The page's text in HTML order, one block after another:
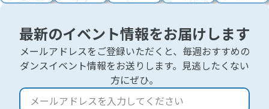
最新のイベント情報をお届けします
メールアドレスをご登録いただくと、毎週おすすめの
ダンスイベント情報をお送りします。見逃したくない
方にぜひ。